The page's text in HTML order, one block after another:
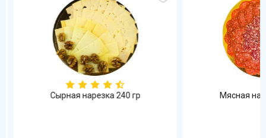
Сырная нарезка 240 гр Мясная